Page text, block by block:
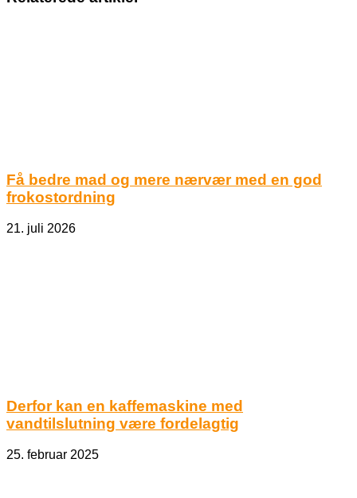
Få bedre mad og mere nærvær med en god
frokostordning
21. juli 2026
Derfor kan en kaffemaskine med
vandtilslutning være fordelagtig
25. februar 2025